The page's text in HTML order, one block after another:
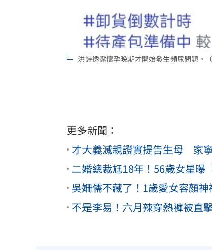
洪詩透露懷孕晚期才開始發生頻尿問題。
更多新聞：
才大義滅親證實提告生母 家
二婚總裁尪18年！56歲女星
吳姍儒不藏了！1歲愛女容顏
不是李易！六月辣穿熱褲被直